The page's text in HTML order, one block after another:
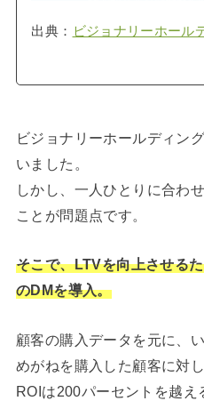
出典： ビジョナリーホール
ビジョナリーホールディン
いました。
しかし、一人ひとりに合わ
ことが問題点です。
そこで、LTVを向上させる
のDMを導入。
顧客の購入データを元に、
めがねを購入した顧客に対
ROIは200パーセントを越え